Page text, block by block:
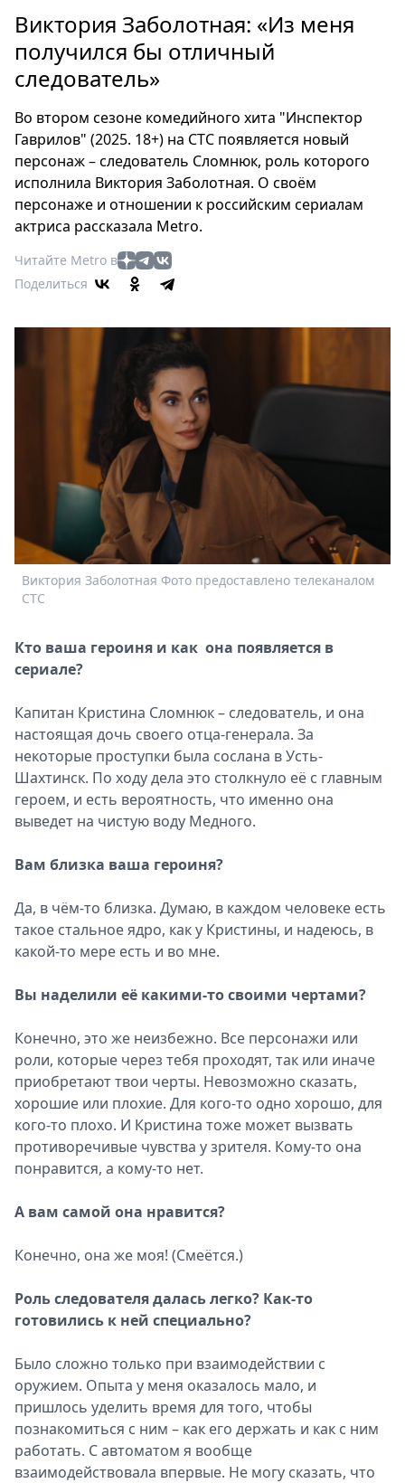
Россия
Мир
Здоровье
Туризм
Мода
Театр
Кино
Афиша
Книги
Выставки
релизы
О
Metro
Стримы
Спецпроекты
Звезды
Выборы
2026
Скачай
Metro
Виктория Заболотная: «Из меня
получился бы отличный
следователь»
Во втором сезоне комедийного хита "Инспектор
Гаврилов" (2025. 18+) на СТС появляется новый
персонаж – следователь Сломнюк, роль которого
исполнила Виктория Заболотная. О своём
персонаже и отношении к российским сериалам
актриса рассказала Metro.
Читайте Metro в
Поделиться
Виктория Заболотная Фото предоставлено телеканалом
СТС
Кто ваша героиня и как она появляется в
сериале?
Капитан Кристина Сломнюк – следователь, и она
настоящая дочь своего отца-генерала. За
некоторые проступки была сослана в Усть-
Шахтинск. По ходу дела это столкнуло её с главным
героем, и есть вероятность, что именно она
выведет на чистую воду Медного.
Вам близка ваша героиня?
Да, в чём-то близка. Думаю, в каждом человеке есть
такое стальное ядро, как у Кристины, и надеюсь, в
какой-то мере есть и во мне.
Вы наделили её какими-то своими чертами?
Конечно, это же неизбежно. Все персонажи или
роли, которые через тебя проходят, так или иначе
приобретают твои черты. Невозможно сказать,
хорошие или плохие. Для кого-то одно хорошо, для
кого-то плохо. И Кристина тоже может вызвать
противоречивые чувства у зрителя. Кому-то она
понравится, а кому-то нет.
А вам самой она нравится?
Конечно, она же моя! (Смеётся.)
Роль следователя далась легко? Как-то
готовились к ней специально?
Было сложно только при взаимодействии с
оружием. Опыта у меня оказалось мало, и
пришлось уделить время для того, чтобы
познакомиться с ним – как его держать и как с ним
работать. С автоматом я вообще
взаимодействовала впервые. Не могу сказать, что